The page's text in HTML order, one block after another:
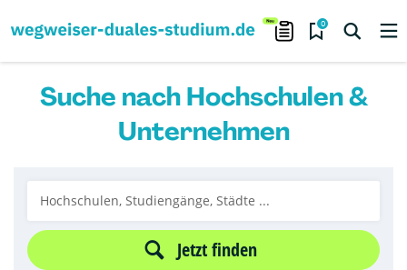
0
Suche nach Hochschulen &
Unternehmen
Jetzt finden